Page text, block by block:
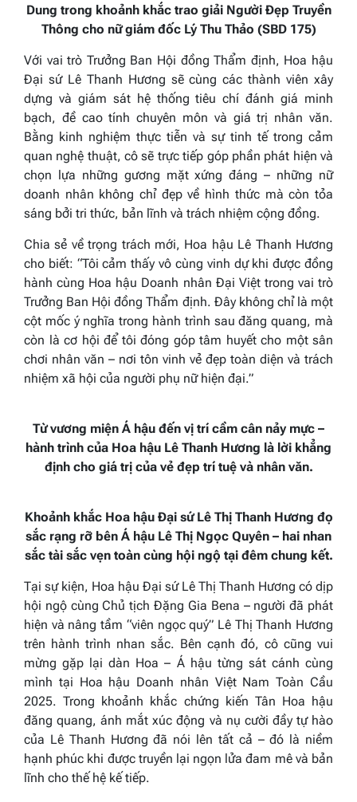
Dung trong khoảnh khắc trao giải Người Đẹp Truyền
Thông cho nữ giám đốc Lý Thu Thảo (SBD 175)
Với vai trò Trưởng Ban Hội đồng Thẩm định, Hoa hậu
Đại sứ Lê Thanh Hương sẽ cùng các thành viên xây
dựng và giám sát hệ thống tiêu chí đánh giá minh
bạch, đề cao tính chuyên môn và giá trị nhân văn.
Bằng kinh nghiệm thực tiễn và sự tinh tế trong cảm
quan nghệ thuật, cô sẽ trực tiếp góp phần phát hiện và
chọn lựa những gương mặt xứng đáng – những nữ
doanh nhân không chỉ đẹp về hình thức mà còn tỏa
sáng bởi tri thức, bản lĩnh và trách nhiệm cộng đồng.
Chia sẻ về trọng trách mới, Hoa hậu Lê Thanh Hương
cho biết: “Tôi cảm thấy vô cùng vinh dự khi được đồng
hành cùng Hoa hậu Doanh nhân Đại Việt trong vai trò
Trưởng Ban Hội đồng Thẩm định. Đây không chỉ là một
cột mốc ý nghĩa trong hành trình sau đăng quang, mà
còn là cơ hội để tôi đóng góp tâm huyết cho một sân
chơi nhân văn – nơi tôn vinh vẻ đẹp toàn diện và trách
nhiệm xã hội của người phụ nữ hiện đại.”
Từ vương miện Á hậu đến vị trí cầm cân nảy mực –
hành trình của Hoa hậu Lê Thanh Hương là lời khẳng
định cho giá trị của vẻ đẹp trí tuệ và nhân văn.
Khoảnh khắc Hoa hậu Đại sứ Lê Thị Thanh Hương đọ
sắc rạng rỡ bên Á hậu Lê Thị Ngọc Quyên – hai nhan
sắc tài sắc vẹn toàn cùng hội ngộ tại đêm chung kết.
Tại sự kiện, Hoa hậu Đại sứ Lê Thị Thanh Hương có dịp
hội ngộ cùng Chủ tịch Đặng Gia Bena – người đã phát
hiện và nâng tầm “viên ngọc quý” Lê Thị Thanh Hương
trên hành trình nhan sắc. Bên cạnh đó, cô cũng vui
mừng gặp lại dàn Hoa – Á hậu từng sát cánh cùng
mình tại Hoa hậu Doanh nhân Việt Nam Toàn Cầu
2025. Trong khoảnh khắc chứng kiến Tân Hoa hậu
đăng quang, ánh mắt xúc động và nụ cười đầy tự hào
của Lê Thanh Hương đã nói lên tất cả – đó là niềm
hạnh phúc khi được truyền lại ngọn lửa đam mê và bản
lĩnh cho thế hệ kế tiếp.